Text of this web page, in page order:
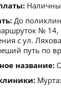
До
№ 14,
с ул.
путь по
название: